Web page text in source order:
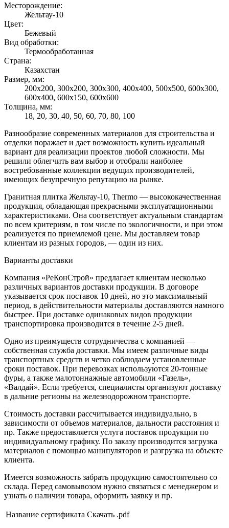
Месторождение:
Жельтау-10
Цвет:
Бежевый
Вид обработки:
Термообработанная
Страна:
Казахстан
Размер, мм:
200х200, 300х200, 300х300, 400х400, 500х500, 600х300,
600х400, 600х150, 600х600
Толщина, мм:
18, 20, 30, 40, 50, 60, 70, 80, 100
Разнообразие современных материалов для строительства и
отделки поражает и дает возможность купить идеальный
вариант для реализации проектов любой сложности. Мы
решили облегчить вам выбор и отобрали наиболее
востребованные коллекции ведущих производителей,
имеющих безупречную репутацию на рынке.
Гранитная плитка Жельтау-10, Thermo — высококачественная
продукция, обладающая прекрасными эксплуатационными
характеристиками. Она соответствует актуальным стандартам
по всем критериям, в том числе по экологичности, и при этом
реализуется по приемлемой цене. Мы доставляем товар
клиентам из разных городов, — один из них.
Варианты доставки
Компания «РеКонСтрой» предлагает клиентам несколько
различных вариантов доставки продукции. В договоре
указывается срок поставок 10 дней, но это максимальный
период, в действительности материалы доставляются намного
быстрее. При доставке одинаковых видов продукции
транспортировка производится в течение 2-5 дней.
Одно из преимуществ сотрудничества с компанией —
собственная служба доставки. Мы имеем различные виды
транспортных средств и четко соблюдаем установленные
сроки поставок. При перевозках используются 20-тонные
фуры, а также малотоннажные автомобили «Газель»,
«Валдай». Если требуется, специалисты организуют доставку
в дальние регионы на железнодорожном транспорте.
Стоимость доставки рассчитывается индивидуально, в
зависимости от объемов материалов, дальности расстояния и
пр. Также предоставляется услуга поставок продукции по
индивидуальному графику. По заказу производится загрузка
материалов с помощью манипуляторов и разгрузка на объекте
клиента.
Имеется возможность забрать продукцию самостоятельно со
склада. Перед самовывозом нужно связаться с менеджером и
узнать о наличии товара, оформить заявку и пр.
Название сертификата Скачать .pdf